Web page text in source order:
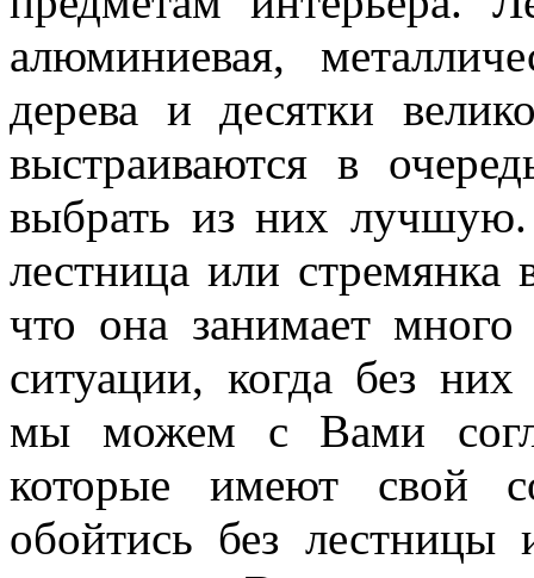
алюминиевая,
дерева и десятки
выстраиваются в
выбрать из них лучшую.
лестница или
что она занимает много
ситуации, когда без
мы можем с Вами
которые имеют свой
обойтись без лестницы